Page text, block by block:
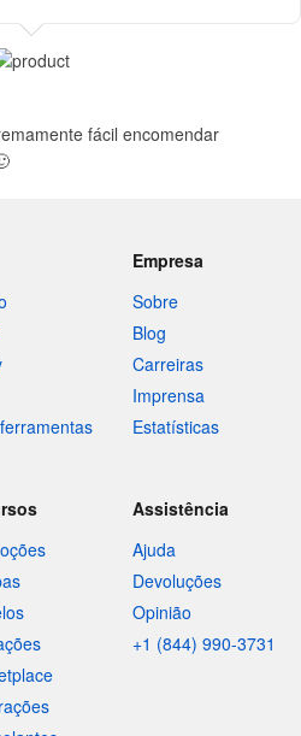
fácil encomendar
Empresa
Sobre
Blog
Carreiras
Imprensa
Estatísticas
Assistência
Ajuda
Devoluções
Opinião
+1 (844) 990-3731